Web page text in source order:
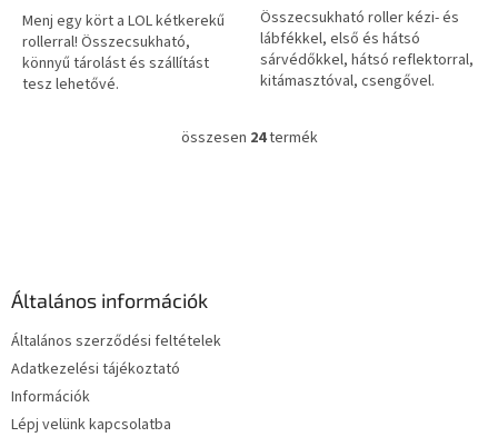
Menj egy kört a LOL kétkerekű
rollerral! Összecsukható,
könnyű tárolást és szállítást
tesz lehetővé.
Összecsukható roller kézi- és
lábfékkel, első és hátsó
sárvédőkkel, hátsó reflektorral,
kitámasztóval, csengővel.
L
összesen 24termék
Általános információk
Általános szerződési feltételek
Adatkezelési tájékoztató
Információk
Lépj velünk kapcsolatba